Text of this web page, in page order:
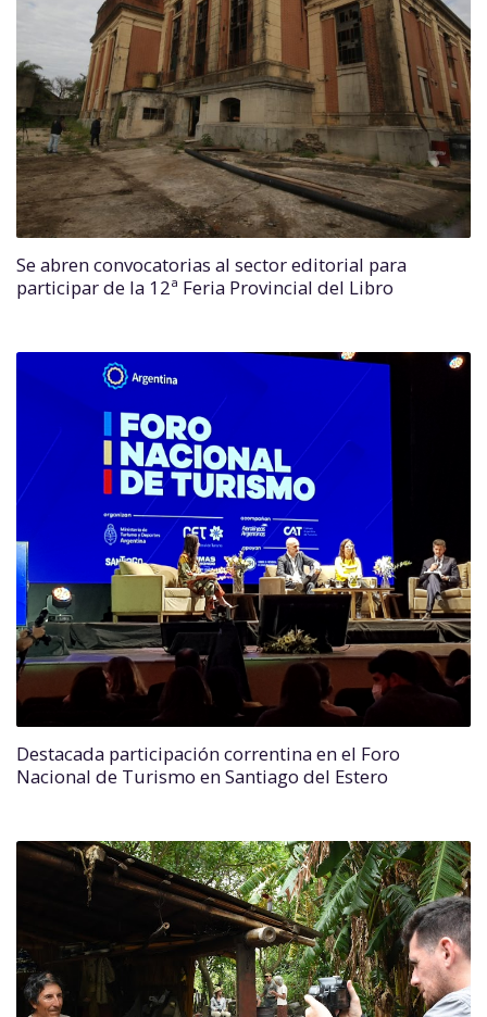
Se abren convocatorias al sector editorial para
participar de la 12ª Feria Provincial del Libro
Destacada participación correntina en el Foro
Nacional de Turismo en Santiago del Estero